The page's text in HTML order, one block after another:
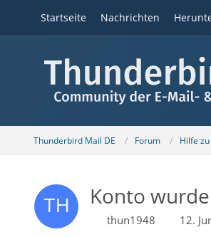
Startseite Nachrichten
Thunderbird Mail DE Forum Hilfe
Konto
thun1948 12.